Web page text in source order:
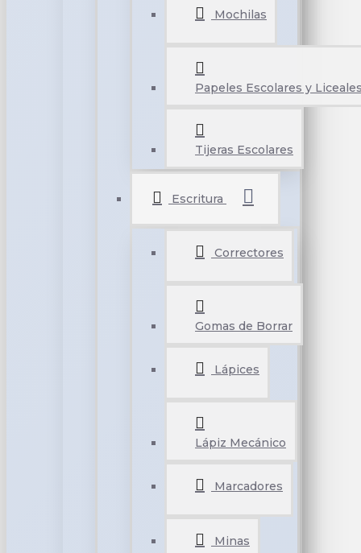
Mochilas
Papeles Escolares y
Tijeras Escolares
Escritura
Correctores
Gomas de Borrar
Lápices
Lápiz Mecánico
Marcadores
Minas